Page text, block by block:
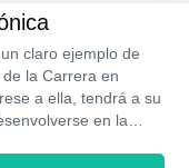
en temas
de ejercer esta
se imparte en la
claro ejemplo de
la Carrera en
a ella, tendrá a su
en la